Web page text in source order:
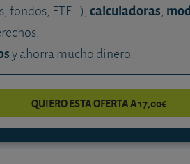
fondos, ETF...),calculadoras,
y ahorra mucho dinero.
QUIERO ESTA OFERTA A 17,00€